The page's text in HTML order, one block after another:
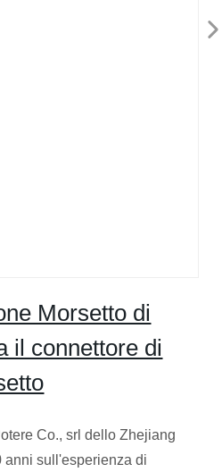
Morsetto di
il connettore di
Co., srl dello Zhejiang
anni sull'esperienza di